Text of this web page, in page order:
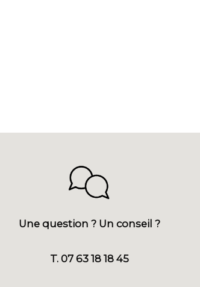
Une question ? Un conseil ?
T. 07 63 18 18 45